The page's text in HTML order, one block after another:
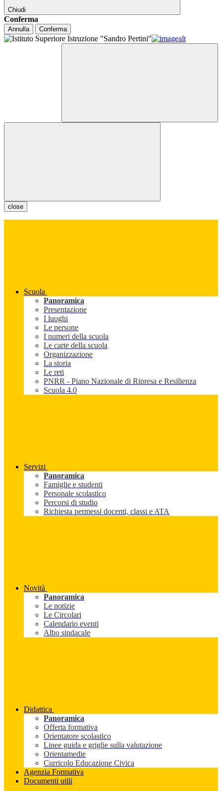
Chiudi
Conferma
Annulla Conferma
close
Scuola
Panoramica
Presentazione
I luoghi
Le persone
I numeri della scuola
Le carte della scuola
Organizzazione
La storia
Le reti
PNRR - Piano Nazionale di Ripresa e Resilienza
Scuola 4.0
Servizi
Panoramica
Famiglie e studenti
Personale scolastico
Percorsi di studio
Richiesta permessi docenti, classi e ATA
Novità
Panoramica
Le notizie
Le Circolari
Calendario eventi
Albo sindacale
Didattica
Panoramica
Offerta formativa
Orientatore scolastico
Linee guida e griglie sulla valutazione
Orientamedie
Curricolo Educazione Civica
Agenzia Formativa
Documenti utili